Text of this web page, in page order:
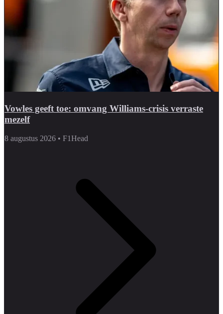
Vowles geeft toe: omvang Williams-crisis verraste
mezelf
8 augustus 2026 • F1Head